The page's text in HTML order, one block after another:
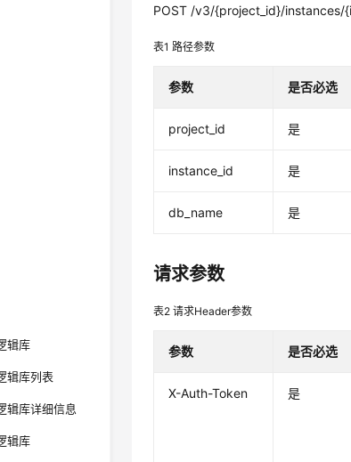
辑库
辑库列表
辑库详细信息
辑库
POST /v3/{project_id}/
表1路径参数
参数 是否必选
project_id 是
instance_id 是
db_name 是
请求参数
表2请求Header参数
参数 是否必选
X-Auth-Token 是